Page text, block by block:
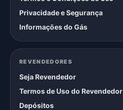
Privacidade e Segurança
Informações do Gás
REVENDEDORES
Seja Revendedor
Termos de Uso do Revendedor
Depósitos